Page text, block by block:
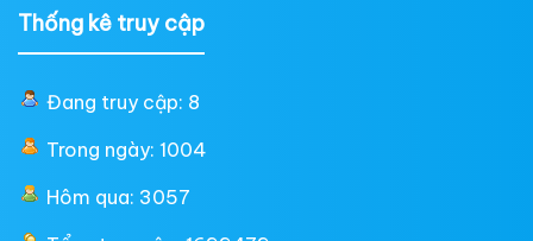
Thống kê truy cập
Đang truy cập: 8
Trong ngày: 1004
Hôm qua: 3057